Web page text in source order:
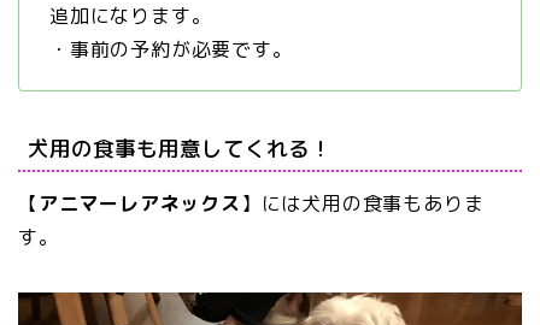
追加になります。
・事前の予約が必要です。
犬用の食事も用意してくれる！
【 アニマーレアネックス】には犬用の食事もありま
す。